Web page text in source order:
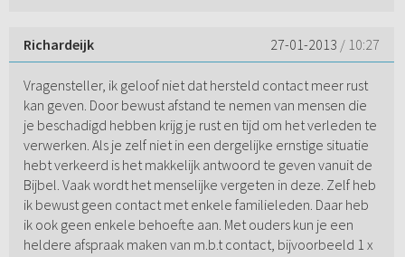
Richardeijk 27-01-2013 / 10:27
Vragensteller, ik geloof niet dat hersteld contact meer rust
kan geven. Door bewust afstand te nemen van mensen die
je beschadigd hebben krijg je rust en tijd om het verleden te
verwerken. Als je zelf niet in een dergelijke ernstige situatie
hebt verkeerd is het makkelijk antwoord te geven vanuit de
Bijbel. Vaak wordt het menselijke vergeten in deze. Zelf heb
ik bewust geen contact met enkele familieleden. Daar heb
ik ook geen enkele behoefte aan. Met ouders kun je een
heldere afspraak maken van m.b.t contact, bijvoorbeeld 1 x